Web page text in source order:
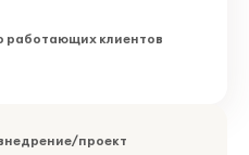
работающих клиентов
проект